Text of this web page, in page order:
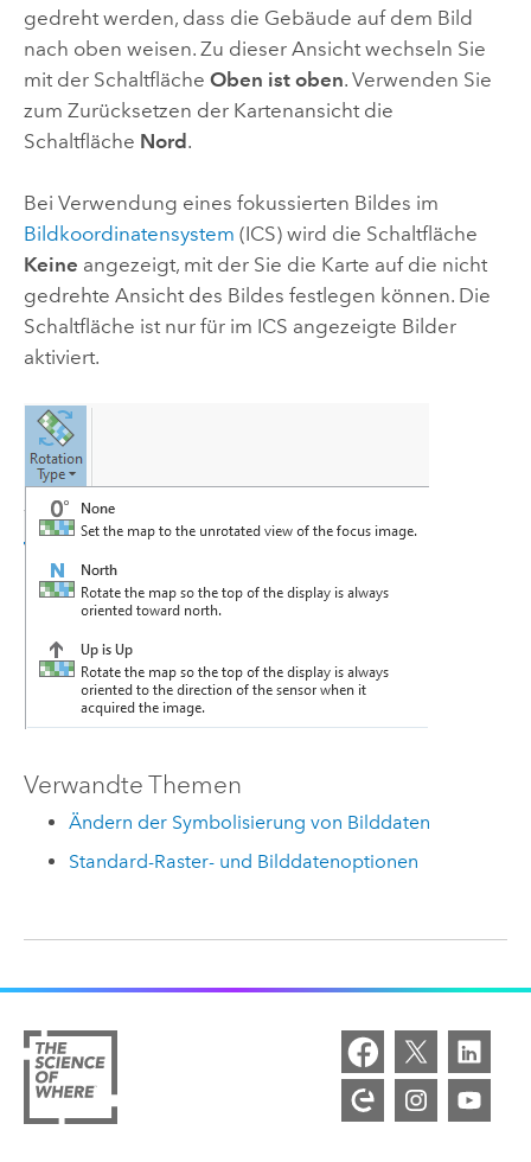
gedreht werden, dass die Gebäude auf dem Bild
nach oben weisen. Zu dieser Ansicht wechseln Sie
mit der Schaltfläche Oben ist oben. Verwenden Sie
zum Zurücksetzen der Kartenansicht die
Schaltfläche Nord.
Bei Verwendung eines fokussierten Bildes im
Bildkoordinatensystem (ICS) wird die Schaltfläche
Keine angezeigt, mit der Sie die Karte auf die nicht
gedrehte Ansicht des Bildes festlegen können. Die
Schaltfläche ist nur für im ICS angezeigte Bilder
aktiviert.
Verwandte Themen
Ändern der Symbolisierung von Bilddaten
Standard-Raster- und Bilddatenoptionen